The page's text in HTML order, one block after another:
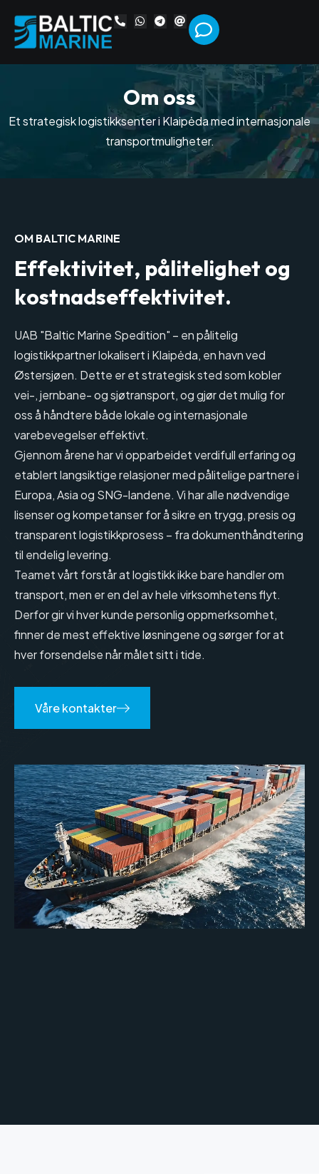
Om oss
Et strategisk logistikksenter i Klaipėda med internasjonale
transportmuligheter.
OM BALTIC MARINE
Effektivitet, pålitelighet og
kostnadseffektivitet.
UAB "Baltic Marine Spedition" – en pålitelig
logistikkpartner lokalisert i Klaipėda, en havn ved
Østersjøen. Dette er et strategisk sted som kobler
vei-, jernbane- og sjøtransport, og gjør det mulig for
oss å håndtere både lokale og internasjonale
varebevegelser effektivt.
Gjennom årene har vi opparbeidet verdifull erfaring og
etablert langsiktige relasjoner med pålitelige partnere i
Europa, Asia og SNG-landene. Vi har alle nødvendige
lisenser og kompetanser for å sikre en trygg, presis og
transparent logistikkprosess – fra dokumenthåndtering
til endelig levering.
Teamet vårt forstår at logistikk ikke bare handler om
transport, men er en del av hele virksomhetens flyt.
Derfor gir vi hver kunde personlig oppmerksomhet,
finner de mest effektive løsningene og sørger for at
hver forsendelse når målet sitt i tide.
Våre kontakter